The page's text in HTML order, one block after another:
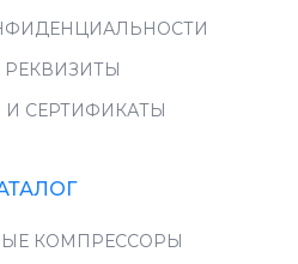
СЕРТИФИКАТЫ
КОМПРЕССОРЫ